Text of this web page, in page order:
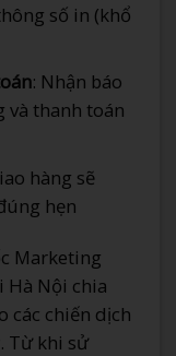
số in (khổ
: Nhận báo
và thanh toán
hàng sẽ
hẹn
Marketing
Hà Nội chia
các chiến dịch
Từ khi sử